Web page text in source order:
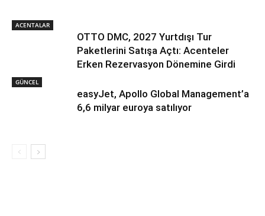
ACENTALAR
OTTO DMC, 2027 Yurtdışı Tur
Paketlerini Satışa Açtı: Acenteler
Erken Rezervasyon Dönemine Girdi
GÜNCEL
easyJet, Apollo Global Management’a
6,6 milyar euroya satılıyor